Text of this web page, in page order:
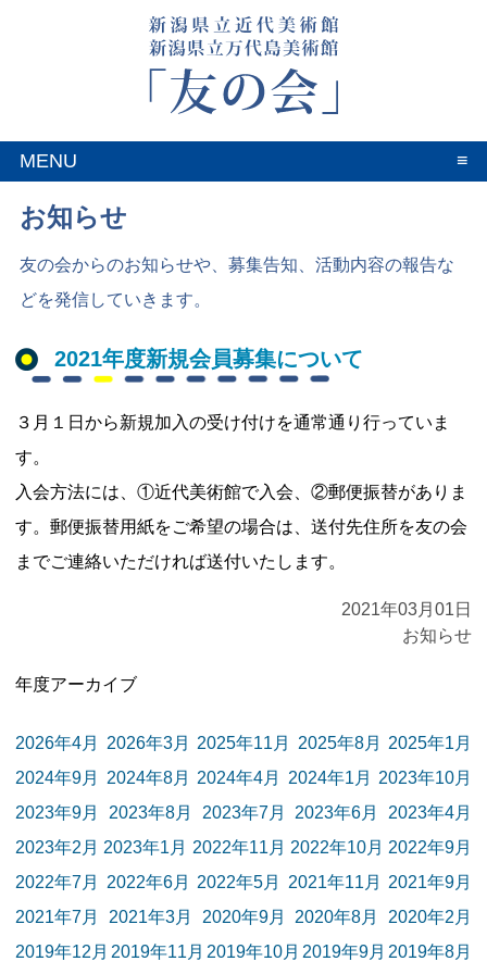
MENU
お知らせ
友の会からのお知らせや、募集告知、活動内容の報告な
どを発信していきます。
2021年度新規会員募集について
３月１日から新規加入の受け付けを通常通り行っていま
す。
入会方法には、①近代美術館で入会、②郵便振替がありま
す。郵便振替用紙をご希望の場合は、送付先住所を友の会
までご連絡いただければ送付いたします。
2021年03月01日
お知らせ
年度アーカイブ
2026年4月 2026年3月 2025年11月 2025年8月 2025年1月
2024年9月
2024年8月 2024年4月 2024年1月 2023年10月
2023年9月
2023年8月 2023年7月 2023年6月
2023年4月
2023年2月 2023年1月 2022年11月 2022年10月 2022年9月
2022年7月
2022年6月 2022年5月 2021年11月 2021年9月
2021年7月
2021年3月 2020年9月 2020年8月
2020年2月
2019年12月 2019年11月 2019年10月 2019年9月 2019年8月